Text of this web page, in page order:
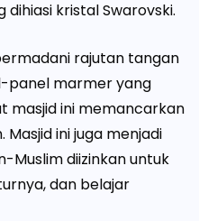
kristal Swarovski.
rajutan tangan
panel marmer yang
masjid ini memancarkan
ini juga menjadi
Muslim diizinkan untuk
dan belajar